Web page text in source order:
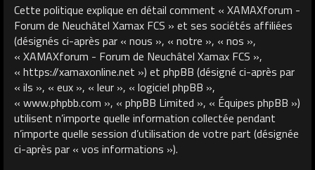
Cette politique explique en détail comment « XAMAXforum -
Forum de Neuchâtel Xamax FCS » et ses sociétés affiliées
(désignés ci-après par « nous », « notre », « nos »,
« XAMAXforum - Forum de Neuchâtel Xamax FCS »,
« https://xamaxonline.net ») et phpBB (désigné ci-après par
« ils », « eux », « leur », « logiciel phpBB »,
« www.phpbb.com », « phpBB Limited », « Équipes phpBB »)
utilisent n’importe quelle information collectée pendant
n’importe quelle session d’utilisation de votre part (désignée
ci-après par « vos informations »).